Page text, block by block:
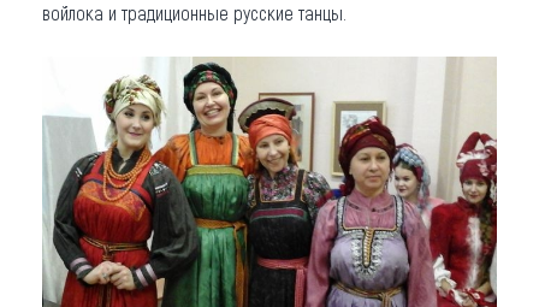
войлока и традиционные русские танцы.